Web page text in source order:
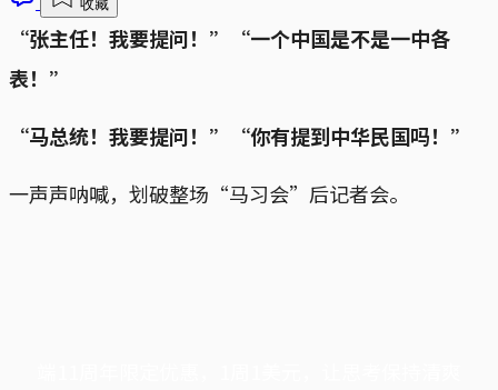
收藏
“张主任！我要提问！”“一个中国是不是一中各
表！”
“马总统！我要提问！”“你有提到中华民国吗！”
一声声呐喊，划破整场“马习会”后记者会。